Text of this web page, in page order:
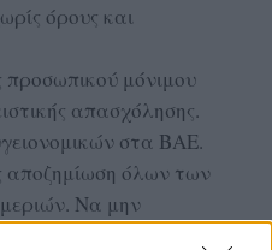
όρους και
προσωπικού μόνιμου
απασχόλησης.
στα ΒΑΕ.
όλων των
Να μην